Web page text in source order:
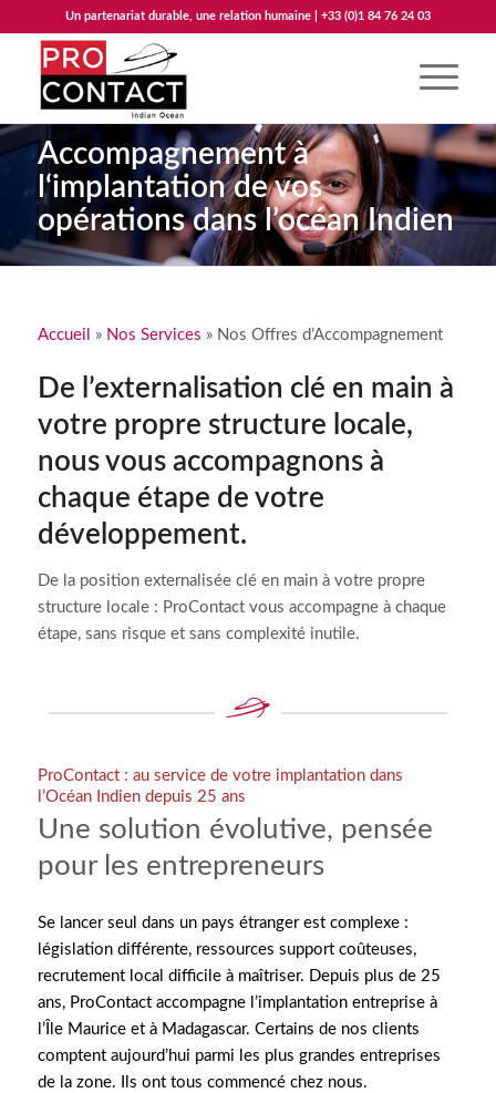
Un partenariat durable, une relation humaine | +33 (0)1 84 76 24 03
Accompagnement à
l‘implantation de vos
opérations dans l’océan Indien
Accueil » Nos Services » Nos Offres d’Accompagnement
De l’externalisation clé en main à
votre propre structure locale,
nous vous accompagnons à
chaque étape de votre
développement.
De la position externalisée clé en main à votre propre
structure locale : ProContact vous accompagne à chaque
étape, sans risque et sans complexité inutile.
ProContact : au service de votre implantation dans
l’Océan Indien depuis 25 ans
Une solution évolutive, pensée
pour les entrepreneurs
Se lancer seul dans un pays étranger est complexe :
législation différente, ressources support coûteuses,
recrutement local difficile à maîtriser. Depuis plus de 25
ans, ProContact accompagne l’implantation entreprise à
l’Île Maurice et à Madagascar. Certains de nos clients
comptent aujourd’hui parmi les plus grandes entreprises
de la zone. Ils ont tous commencé chez nous.